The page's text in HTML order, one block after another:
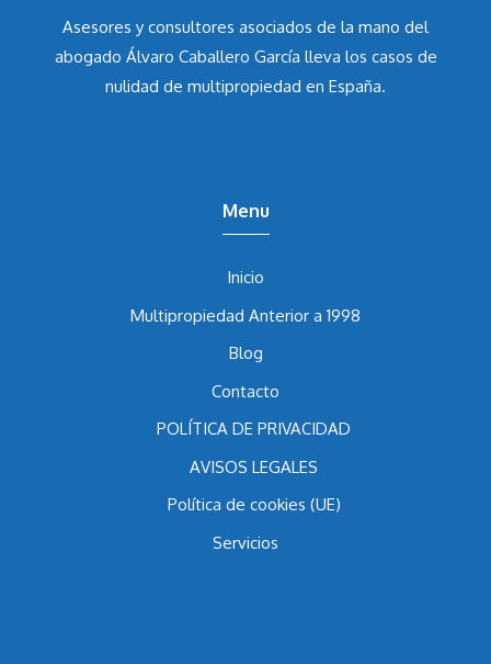
Asesores y consultores asociados de la mano del
abogado Álvaro Caballero Garcíalleva los casos de
Inicio
Multipropiedad Anterior a 1998
Blog
Contacto
POLÍTICA DE PRIVACIDAD
AVISOS LEGALES
Política de cookies (UE)